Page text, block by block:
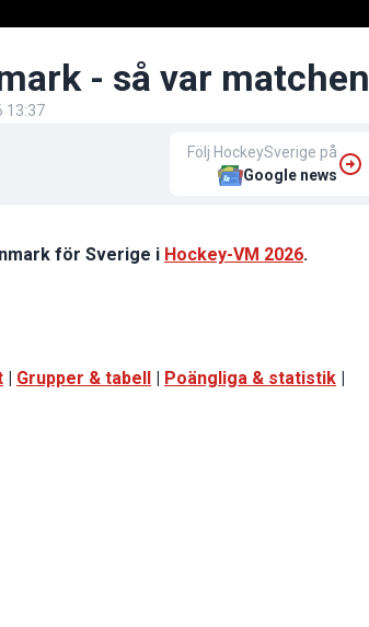
- så var matchen
13:37
Följ HockeySverige på
Google news
för Sverige i Hockey-VM 2026.
Grupper & tabell Poängliga & statistik